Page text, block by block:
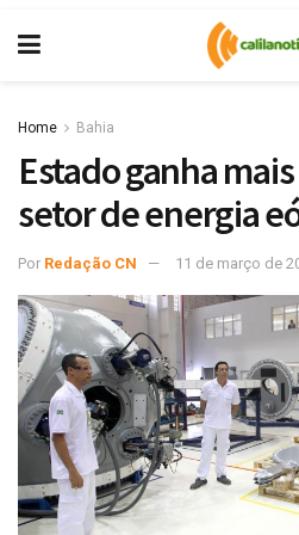
Home Bahia
Estado ganha
setor de energia
Por Redação CN 11 de março de